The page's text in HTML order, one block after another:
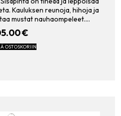
Kauluksen reunoja, hihoja ja
mustat nauhaompeleet.…
€
OSTOSKORIIN